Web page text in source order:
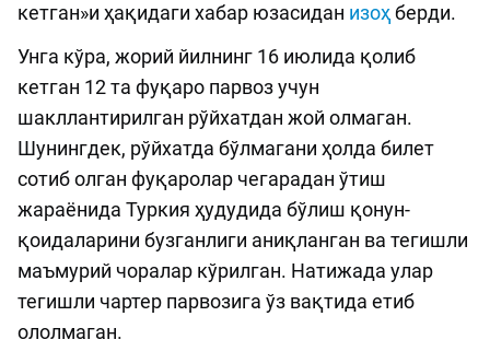
кетган»и ҳақидаги хабар юзасидан изоҳберди.
Унга кўра, жорий йилнинг 16 июлида қолиб
кетган 12 та фуқаро парвоз учун
шакллантирилган рўйхатдан жой олмаган.
Шунингдек, рўйхатда бўлмагани ҳолда билет
сотиб олган фуқаролар чегарадан ўтиш
жараёнида Туркия ҳудудида бўлиш қонун-
қоидаларини бузганлиги аниқланган ва тегишли
маъмурий чоралар кўрилган. Натижада улар
тегишли чартер парвозига ўз вақтида етиб
ололмаган.